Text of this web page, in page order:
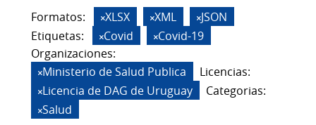
Formatos: XLSX XML
JSON
Etiquetas:
Covid
Covid-19
Organizaciones:
Ministerio de Salud Publica
Licencias:
Licencia de DAG de Uruguay
Categorias:
Salud